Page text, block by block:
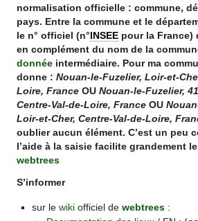
normalisation officielle : commune,
pays. Entre la commune et le
le n° officiel (n° INSEE pour la France)
en complément du nom de la
donnée intermédiaire. Pour ma
donne :Nouan-le-Fuzelier, Loir-et-
Loire, France OUNouan-le-Fuzelier,
Centre-Val-de-Loire, France OU
Loir-et-Cher, Centre-Val-de-Loire,
oublier aucun élément. C’est un peu
l’aide à la saisie facilite grandement
webtrees
S’informer
sur le wikiofficiel de webtrees: